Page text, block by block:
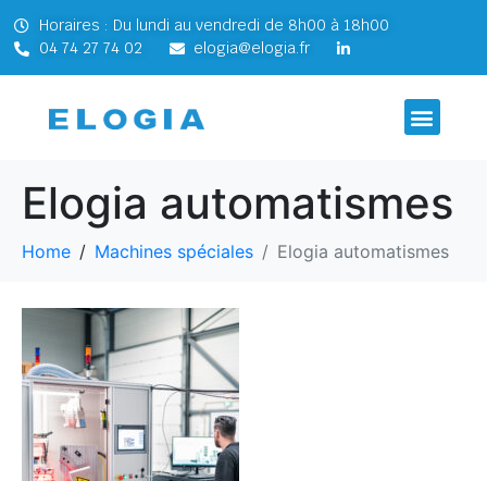
Horaires : Du lundi au vendredi de 8h00 à 18h00
04 74 27 74 02
elogia@elogia.fr
Elogia automatismes
Home Machines spéciales Elogia automatismes